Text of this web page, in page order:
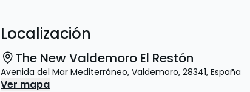
Localización
The New Valdemoro El Restón
Avenida del Mar Mediterráneo, Valdemoro, 28341, España
Ver mapa